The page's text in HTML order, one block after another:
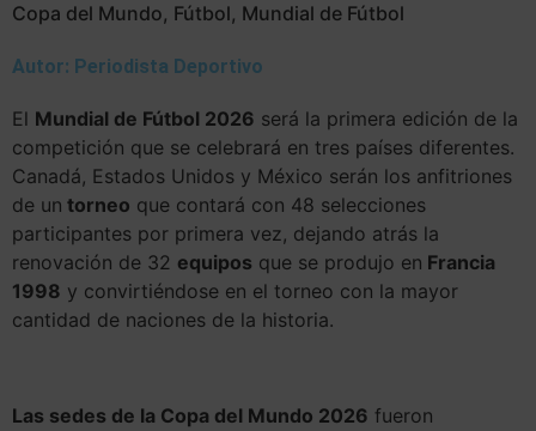
Copa del Mundo, Fútbol, Mundial de Fútbol
Autor: Periodista Deportivo
El Mundial de Fútbol 2026 será la primera edición de la
competición que se celebrará en tres países diferentes.
Canadá, Estados Unidos y México serán los anfitriones
de un torneo que contará con 48 selecciones
participantes por primera vez, dejando atrás la
renovación de 32 equipos que se produjo en Francia
1998 y convirtiéndose en el torneo con la mayor
cantidad de naciones de la historia.
Las sedes de la Copa del Mundo 2026 fueron